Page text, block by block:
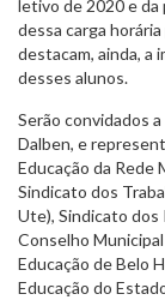
letivo de 2020 e
dessa carga
destacam, ainda, a
desses alunos.
Serão convidados
Dalben, e
Educação da Rede
Sindicato dos
Ute), Sindicato dos
Conselho
Educação de Belo
Educação do